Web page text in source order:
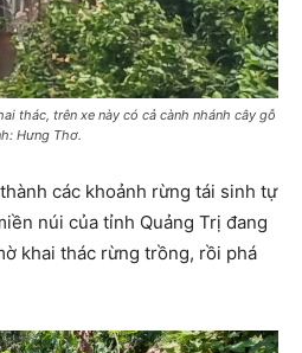
thác, trên xe này có cả cành nhánh cây gỗ
Hưng Thơ.
các khoảnh rừng tái sinh tự
núi của tỉnh Quảng Trị đang
khai thác rừng trồng, rồi phá